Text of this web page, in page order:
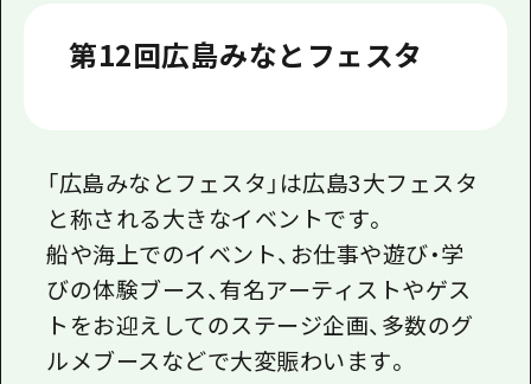
広島県の魅力を動画でご紹介！
メディア掲載情報
フォトダウンロード
関連リンク
第12回広島みなとフェスタ
「広島みなとフェスタ」は広島3大フェスタ
と称される大きなイベントです。
船や海上でのイベント、お仕事や遊び・学
びの体験ブース、有名アーティストやゲス
トをお迎えしてのステージ企画、多数のグ
ルメブースなどで大変賑わいます。